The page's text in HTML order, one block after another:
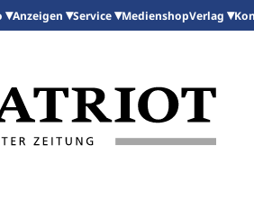
Anzeigen Service MedienshopVerlag